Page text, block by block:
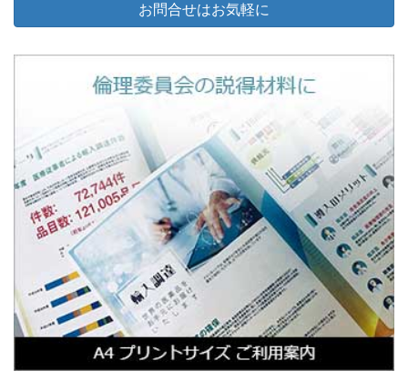
お問合せはお気軽に